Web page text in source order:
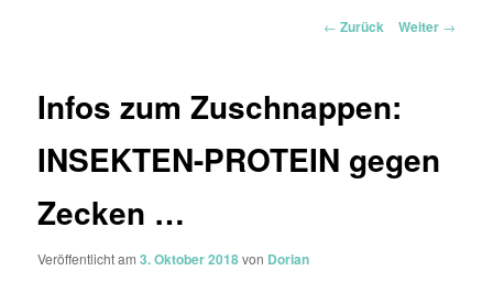
Beitrags-
← Zurück Weiter →
Infos zum Zuschnappen:
INSEKTEN-PROTEIN gegen
Zecken …
Veröffentlicht am3. Oktober 2018von Dorian